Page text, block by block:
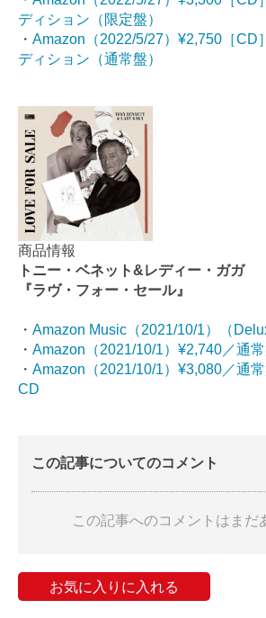
ディション（限定盤）
・ Amazon（2022/5/27）¥2,750［CD
ディション（通常盤）
商品情報
トニー・ベネット&レディー・ガガ
『ラヴ・フォー・セール』
・ Amazon Music（2021/10/1）（
・ Amazon（2021/10/1）¥2,740／通常
・ Amazon（2021/10/1）¥3,080／通
CD
この記事についてのコメント
この記事へのコメントはまだ
お気に入りに入れる